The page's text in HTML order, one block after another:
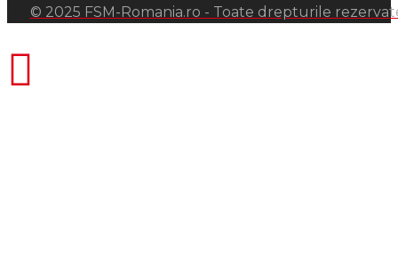
© 2025 FSM-Romania.ro - Toate drepturile